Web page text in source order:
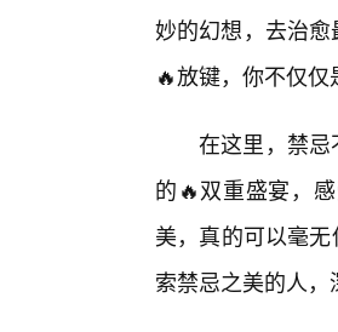
妙的幻想，去治
🔥放键，你不仅
在这里，禁
的🔥双重盛宴，
美，真的可以毫
索禁忌之美的人